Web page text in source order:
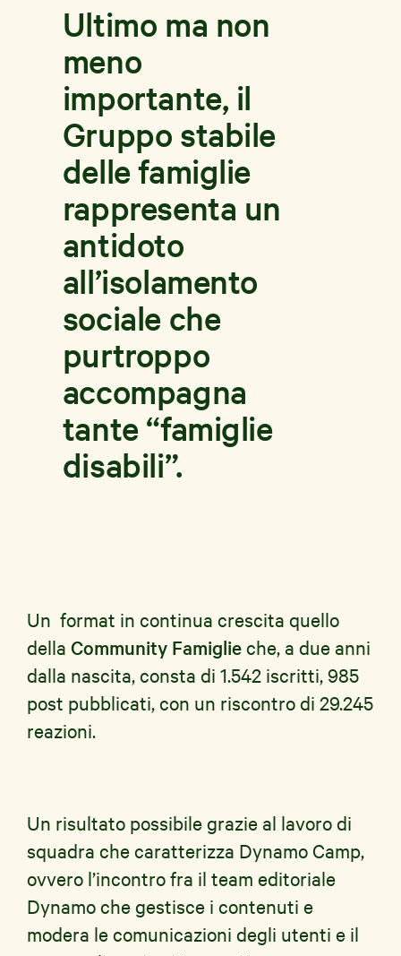
Ultimo ma non
meno
importante, il
Gruppo stabile
delle famiglie
rappresenta un
antidoto
all’isolamento
sociale che
purtroppo
accompagna
tante “famiglie
disabili”.
Un format in continua crescita quello
della Community Famiglieche, a due anni
dalla nascita, consta di 1.542 iscritti, 985
post pubblicati, con un riscontro di 29.245
reazioni.
Un risultato possibile grazie al lavoro di
squadra che caratterizza Dynamo Camp,
ovvero l’incontro fra il team editoriale
Dynamo che gestisce i contenuti e
modera le comunicazioni degli utenti e il